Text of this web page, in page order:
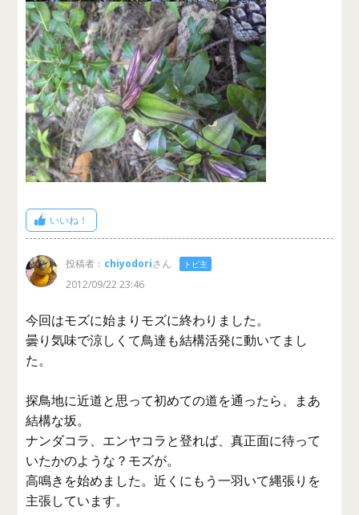
いいね！
投稿者： chiyodoriさん トピ主
2012/09/22 23:46
今回はモズに始まりモズに終わりました。
曇り気味で涼しくて鳥達も結構活発に動いてまし
た。
探鳥地に近道と思って初めての道を通ったら、まあ
結構な坂。
ナンダコラ、エンヤコラと登れば、真正面に待って
いたかのような？モズが。
高鳴きを始めました。近くにもう一羽いて縄張りを
主張しています。